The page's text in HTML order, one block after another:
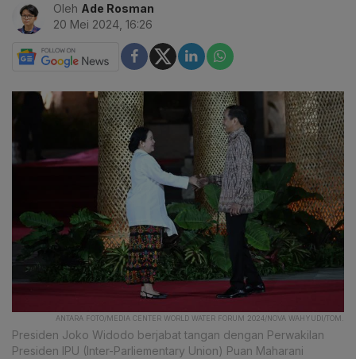
Oleh Ade Rosman
20 Mei 2024, 16:26
ANTARA FOTO/MEDIA CENTER WORLD WATER FORUM 2024/NOVA WAHYUDI/TOM.
Presiden Joko Widodo berjabat tangan dengan Perwakilan
Presiden IPU (Inter-Parliementary Union) Puan Maharani